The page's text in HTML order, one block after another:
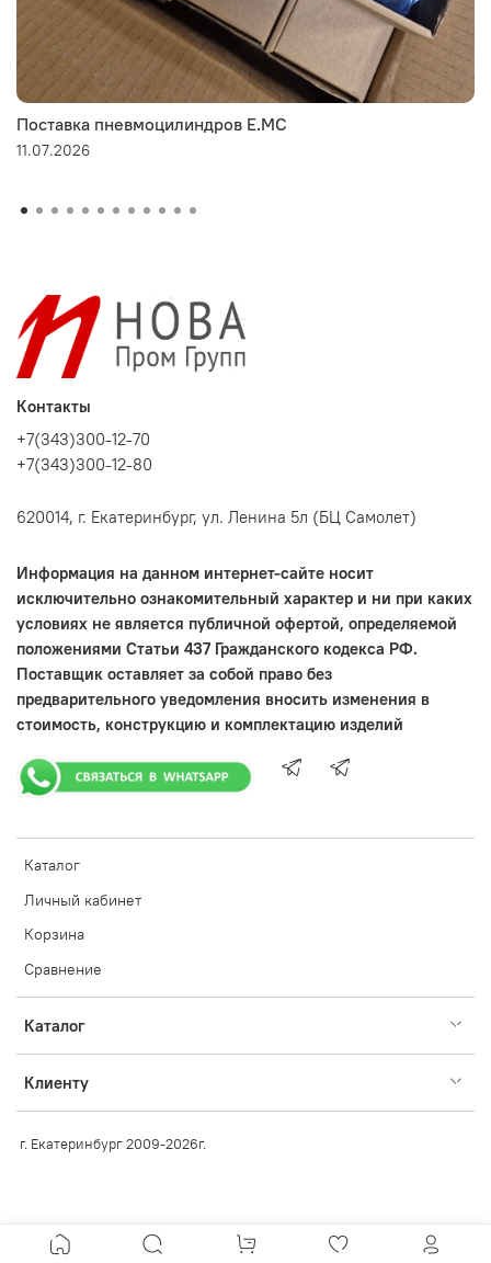
Поставка пневмоцилиндров E.MC
11.07.2026
Каталог
Личный кабинет
Корзина
Сравнение
Каталог
Клиенту
Контакты
+7(343)300-12-70
+7(343)300-12-80
620014, г. Екатеринбург, ул. Ленина 5л (БЦ Самолет)
Информация на данном интернет-сайте носит
исключительно ознакомительный характер и ни при каких
условиях не является публичной офертой, определяемой
положениями Статьи 437 Гражданского кодекса РФ.
Поставщик оставляет за собой право без
предварительного уведомления вносить изменения в
стоимость, конструкцию и комплектацию изделий
г. Екатеринбург 2009-2026г.